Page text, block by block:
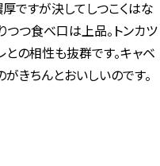
ですが決してしつこくはな
つ食べ口は上品。トンカツ
の相性も抜群です。キャベ
きちんとおいしいのです。